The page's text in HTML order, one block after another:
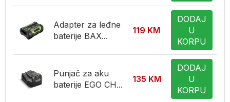
Adapter za leđne
baterije BAX...
119 KM
DODAJ
U
KORPU
Punjač za aku
baterije EGO CH...
135 KM
DODAJ
U
KORPU